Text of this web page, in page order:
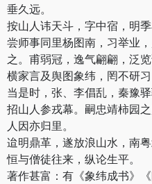
垂久远。
按山人讳天斗，字中宿，明
尝师事同里杨图南，习举业
之。甫弱冠，逸气翩翩，泛
横家言及舆图象纬，罔不研习
当是时，张、李倡乱，秦豫
招山人参戎幕。嗣忠靖柿园
人因亦归里。
迨明鼎革，遂放浪山水，南
恒与僧徒往来，纵论生平。
著作甚富：有《象纬成书》